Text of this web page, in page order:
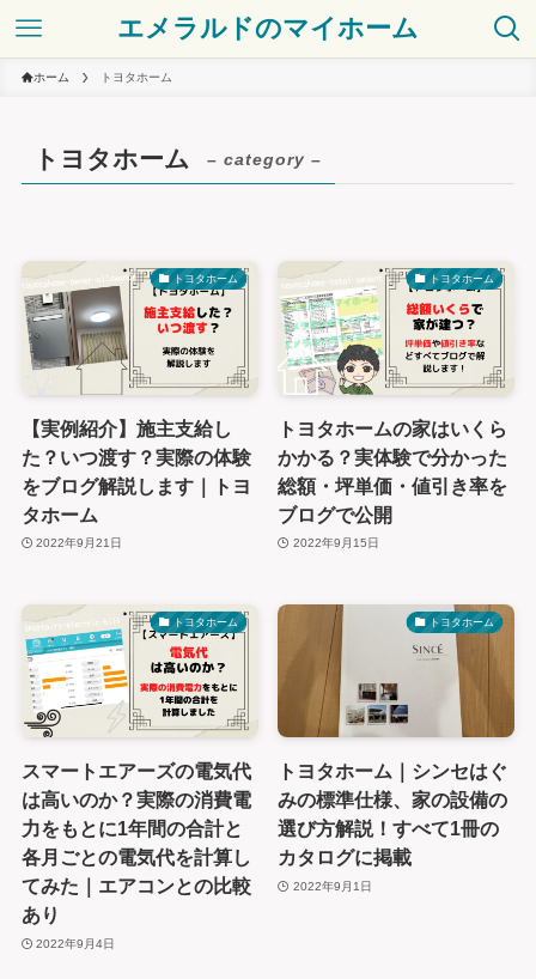
エメラルドのマイホーム
ホーム トヨタホーム
トヨタホーム – category –
トヨタホーム
【実例紹介】施主支給し
た？いつ渡す？実際の体験
をブログ解説します｜トヨ
タホーム
2022年9月21日
トヨタホーム
トヨタホームの家はいくら
かかる？実体験で分かった
総額・坪単価・値引き率を
ブログで公開
2022年9月15日
トヨタホーム
スマートエアーズの電気代
は高いのか？実際の消費電
力をもとに1年間の合計と
各月ごとの電気代を計算し
てみた｜エアコンとの比較
あり
2022年9月4日
トヨタホーム
トヨタホーム｜シンセはぐ
みの標準仕様、家の設備の
選び方解説！すべて1冊の
カタログに掲載
2022年9月1日